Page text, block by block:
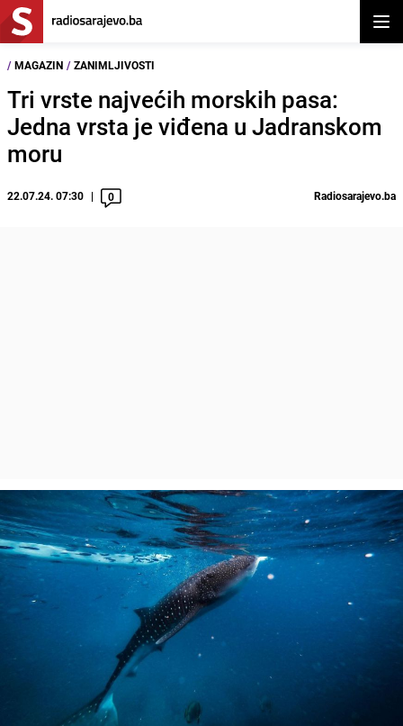
/ MAGAZIN / ZANIMLJIVOSTI
Tri vrste najvećih morskih pasa:
Jedna vrsta je viđena u Jadranskom
moru
22.07.24. 07:30 0 Radiosarajevo.ba